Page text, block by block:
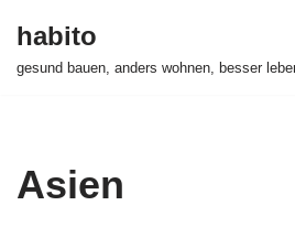
habito
gesund bauen, anders wohnen, besser
Asien